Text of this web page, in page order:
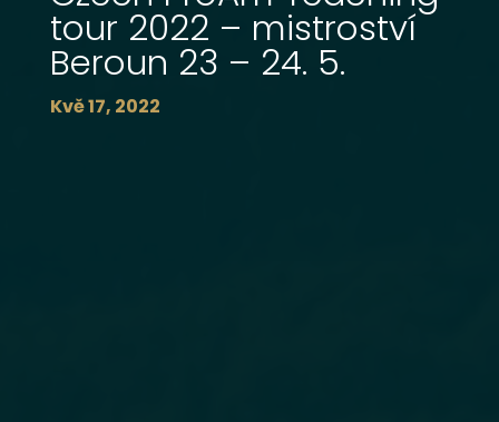
tour 2022 – mistroství
Beroun 23 – 24. 5.
Kvě 17, 2022